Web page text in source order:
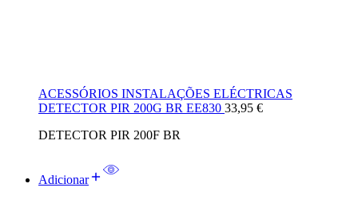
ACESSÓRIOS INSTALAÇÕES ELÉCTRICAS
DETECTOR PIR 200G BR EE830 33,95 €
DETECTOR PIR 200F BR
Adicionar